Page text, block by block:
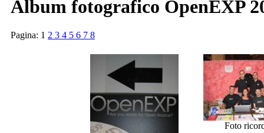
Album fotografico OpenEXP
Pagina: 1 2 3 4 5 6 7 8
Foto